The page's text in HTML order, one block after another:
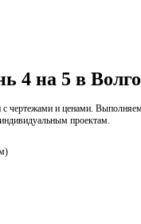
4 на 5 в
чертежами и ценами.
проектам.